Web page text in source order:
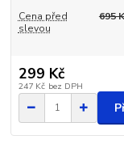
Cena před
slevou
695
299 Kč
247 Kč bez DPH